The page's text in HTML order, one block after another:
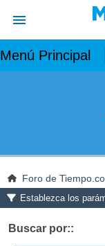
Menú Principal
Foro de
Establezca los
Buscar por::